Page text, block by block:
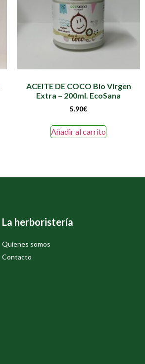
ACEITE DE COCO Bio Virgen
Extra – 200ml. EcoSana
5.90€
Añadir al carrito
La herboristería
Quienes somos
Contacto